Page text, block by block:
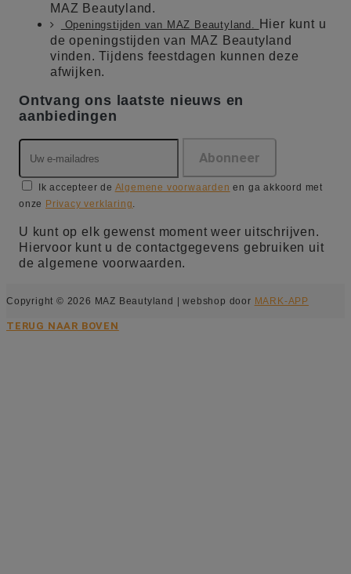
MAZ Beautyland.
Openingstijden van MAZ Beautyland.
Hier kunt u
de openingstijden van MAZ Beautyland
vinden. Tijdens feestdagen kunnen deze
afwijken.
Ontvang ons laatste nieuws en
aanbiedingen
Ik accepteer de Algemene voorwaarden en ga akkoord met
onze Privacy verklaring.
U kunt op elk gewenst moment weer uitschrijven.
Hiervoor kunt u de contactgegevens gebruiken uit
de algemene voorwaarden.
Copyright © 2026 MAZ Beautyland | webshop door MARK-APP
TERUG NAAR BOVEN